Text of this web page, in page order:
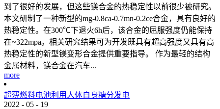
到了很好的发展，但这些镁合金的热稳定性以前很少被研究。
本文研制了一种新型的mg-0.8ca-0.7mn-0.2ce合金，具有良好的
热稳定性。在300℃下退火6h后，该合金的屈服强度仍能保持
在~322mpa。相关研究结果可为开发既具有超高强度又具有高
热稳定性的新型镁变形合金提供重要指导。 作为最轻的结构
金属材料，镁合金在汽车...
more
超薄燃料电池利用人体自身糖分发电
2022 - 05 - 19